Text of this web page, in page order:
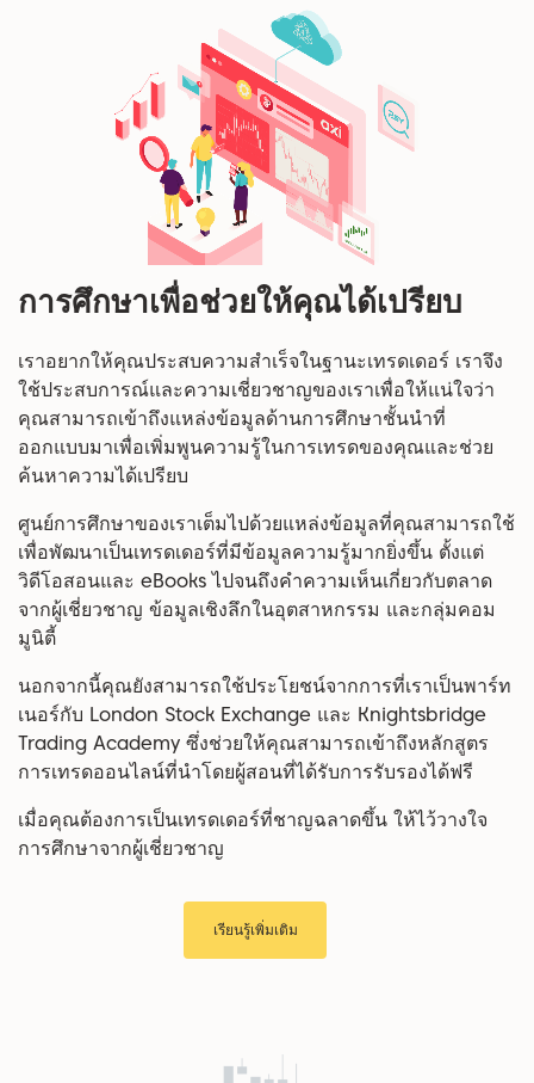
การศึกษาเพื่อช่วยให้คุณได้เปรียบ
เราอยากให้คุณประสบความสำเร็จในฐานะเทรดเดอร์ เราจึง
ใช้ประสบการณ์และความเชี่ยวชาญของเราเพื่อให้แน่ใจว่า
คุณสามารถเข้าถึงแหล่งข้อมูลด้านการศึกษาชั้นนำที่
ออกแบบมาเพื่อเพิ่มพูนความรู้ในการเทรดของคุณและช่วย
ค้นหาความได้เปรียบ
ศูนย์การศึกษาของเราเต็มไปด้วยแหล่งข้อมูลที่คุณสามารถใช้
เพื่อพัฒนาเป็นเทรดเดอร์ที่มีข้อมูลความรู้มากยิ่งขึ้น ตั้งแต่
วิดีโอสอนและ eBooks ไปจนถึงคำความเห็นเกี่ยวกับตลาด
จากผู้เชี่ยวชาญ ข้อมูลเชิงลึกในอุตสาหกรรม และกลุ่มคอม
มูนิตี้
นอกจากนี้คุณยังสามารถใช้ประโยชน์จากการที่เราเป็นพาร์ท
เนอร์กับ London Stock Exchange และ Knightsbridge
Trading Academy ซึ่งช่วยให้คุณสามารถเข้าถึงหลักสูตร
การเทรดออนไลน์ที่นำโดยผู้สอนที่ได้รับการรับรองได้ฟรี
เมื่อคุณต้องการเป็นเทรดเดอร์ที่ชาญฉลาดขึ้น ให้ไว้วางใจ
การศึกษาจากผู้เชี่ยวชาญ
เรียนรู้เพิ่มเติม